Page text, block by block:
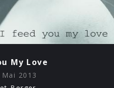
My Love
Mai 2013